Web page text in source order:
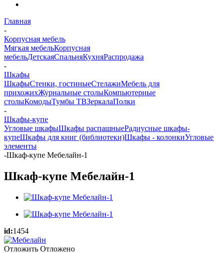
Главная
-
Корпусная мебель
Мягкая мебельКорпусная
мебельДетскаяСпальняКухняРаспродажа
-
Шкафы
ШкафыСтенки, гостиныеСтелажиМебель для
прихожихЖурнальные столыКомпьютерные
столыКомодыТумбы ТВЗеркалаПолки
-
Шкафы-купе
Угловые шкафыШкафы распашныеРадиусные шкафы-
купеШкафы для книг (библиотеки)Шкафы - колонкиУгловые
элементы
-Шкаф-купе Мебелайн-1
Шкаф-купе Мебелайн-1
id:1454
Отложить Отложено